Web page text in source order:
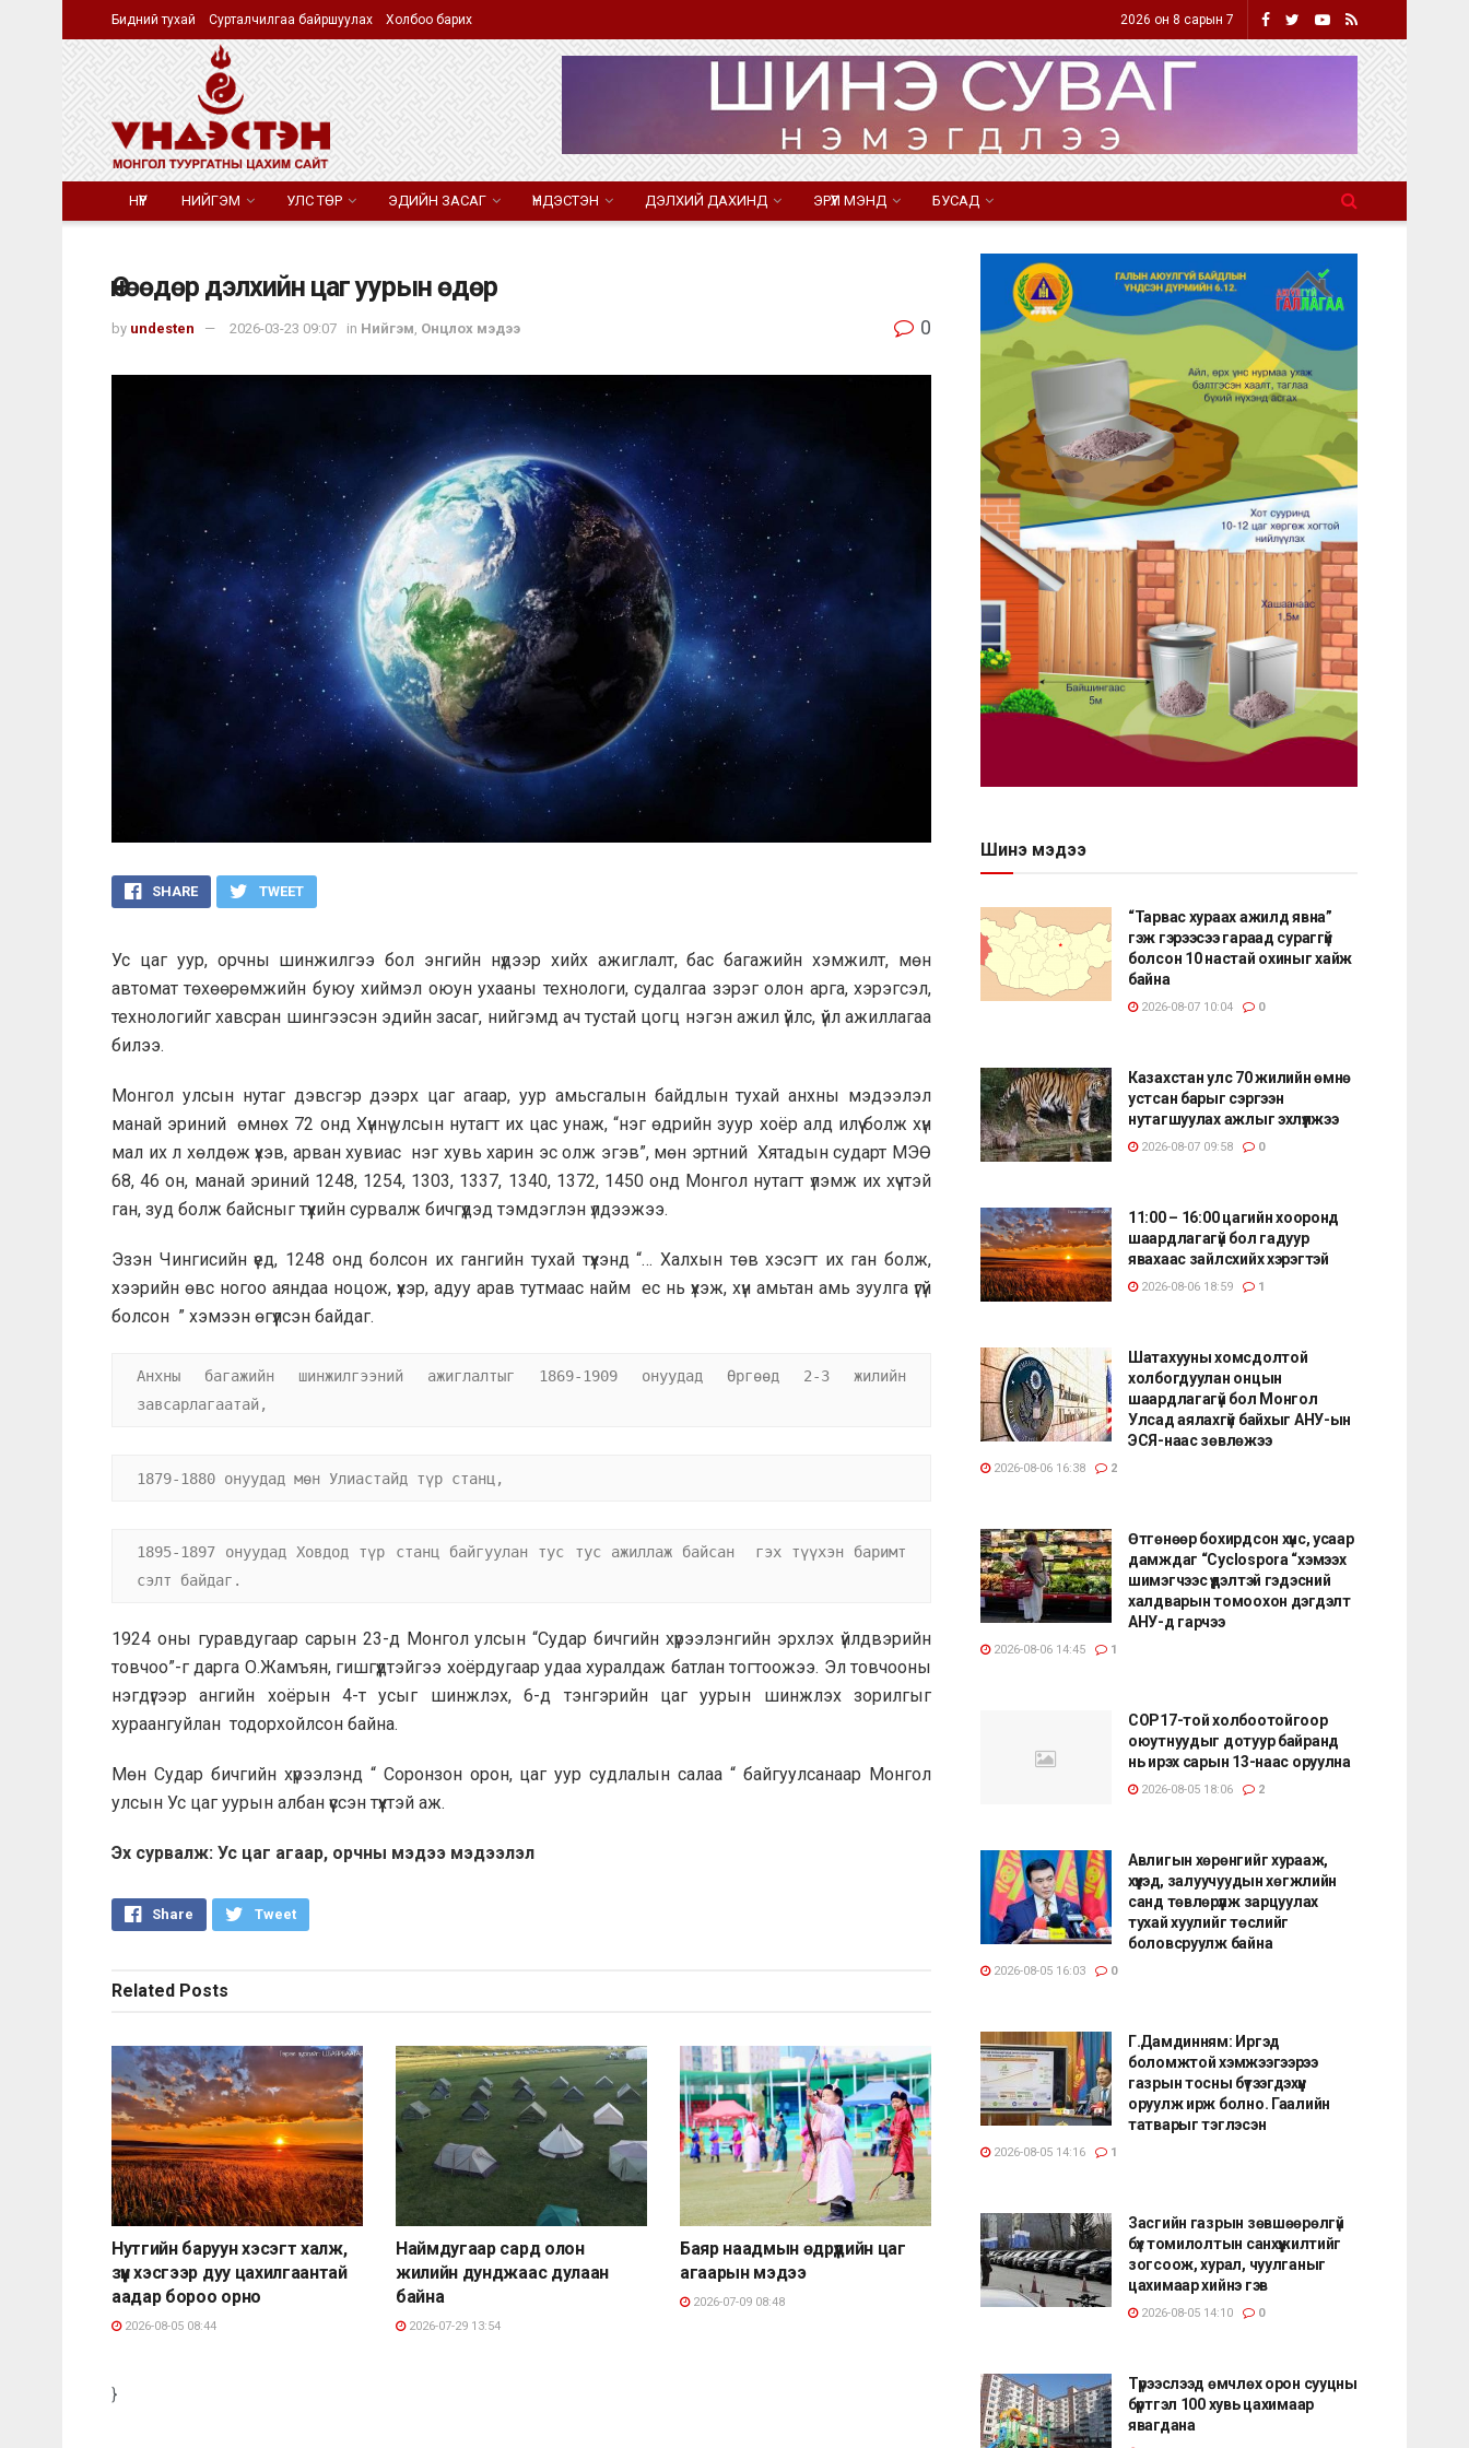
Бидний тухай Сурталчилгаа байршуулах Холбоо барих 2026 он 8 сарын 7
НҮҮР НИЙГЭМ УЛС ТӨР ЭДИЙН ЗАСАГ ҮНДЭСТЭН ДЭЛХИЙ ДАХИНД ЭРҮҮЛ МЭНД БУСАД
Өнөөдөр дэлхийн цаг уурын өдөр
by undesten 2026-03-23 09:07 in Нийгэм, Онцлох мэдээ 0
SHARE TWEET
Ус цаг уур, орчны шинжилгээ бол энгийн нүдээр хийх ажиглалт, бас багажийн хэмжилт, мөн
автомат төхөөрөмжийн буюу хиймэл оюун ухааны технологи, судалгаа зэрэг олон арга, хэрэгсэл,
технологийг хавсран шингээсэн эдийн засаг, нийгэмд ач тустай цогц нэгэн ажил үйлс, үйл ажиллагаа
билээ.
Монгол улсын нутаг дэвсгэр дээрх цаг агаар, уур амьсгалын байдлын тухай анхны мэдээлэл
манай эриний өмнөх 72 онд Хүннү улсын нутагт их цас унаж, “нэг өдрийн зуур хоёр алд илүү болж хүн
мал их л хөлдөж үхэв, арван хувиас нэг хувь харин эс олж эгэв”, мөн эртний Хятадын сударт МЭӨ
68, 46 он, манай эриний 1248, 1254, 1303, 1337, 1340, 1372, 1450 онд Монгол нутагт үлэмж их хүчтэй
ган, зуд болж байсныг түүхийн сурвалж бичгүүдэд тэмдэглэн үлдээжээ.
Эзэн Чингисийн үед, 1248 онд болсон их гангийн тухай түүхэнд “… Халхын төв хэсэгт их ган болж,
хээрийн өвс ногоо аяндаа ноцож, үхэр, адуу арав тутмаас найм ес нь үхэж, хүн амьтан амь зуулга үгүй
болсон ” хэмээн өгүүлсэн байдаг.
Анхны багажийн шинжилгээний ажиглалтыг 1869-1909 онуудад Өргөөд 2-3 жилийн
завсарлагаатай,
1879-1880 онуудад мөн Улиастайд түр станц,
1895-1897 онуудад Ховдод түр станц байгуулан тус тус ажиллаж байсан  гэх түүхэн баримт
сэлт байдаг.
1924 оны гуравдугаар сарын 23-д Монгол улсын “Судар бичгийн хүрээлэнгийн эрхлэх үйлдвэрийн
товчоо”-г дарга О.Жамъян, гишгүүдтэйгээ хоёрдугаар удаа хуралдаж батлан тогтоожээ. Эл товчооны
нэгдүгээр ангийн хоёрын 4-т усыг шинжлэх, 6-д тэнгэрийн цаг уурын шинжлэх зорилгыг
хураангуйлан тодорхойлсон байна.
Мөн Судар бичгийн хүрээлэнд “ Соронзон орон, цаг уур судлалын салаа “ байгуулсанаар Монгол
улсын Ус цаг уурын албан үүссэн түүхтэй аж.
Эх сурвалж: Ус цаг агаар, орчны мэдээ мэдээлэл
Share Tweet
Related Posts
Нутгийн баруун хэсэгт халж,
зүүн хэсгээр дуу цахилгаантай
аадар бороо орно
2026-08-05 08:44
Наймдугаар сард олон
жилийн дунджаас дулаан
байна
2026-07-29 13:54
Баяр наадмын өдрүүдийн цаг
агаарын мэдээ
2026-07-09 08:48
}
Шинэ мэдээ
“Тарвас хураах ажилд явна”
гэж гэрээсээ гараад сураггүй
болсон 10 настай охиныг хайж
байна
2026-08-07 10:04 0
Казахстан улс 70 жилийн өмнө
устсан барыг сэргээн
нутагшуулах ажлыг эхлүүлжээ
2026-08-07 09:58 0
11:00 – 16:00 цагийн хооронд
шаардлагагүй бол гадуур
явахаас зайлсхийх хэрэгтэй
2026-08-06 18:59 1
Шатахууны хомсдолтой
холбогдуулан онцын
шаардлагагүй бол Монгол
Улсад аялахгүй байхыг АНУ-ын
ЭСЯ-наас зөвлөжээ
2026-08-06 16:38 2
Өтгөнөөр бохирдсон хүнс, усаар
дамждаг “Cyclospora “хэмээх
шимэгчээс үүдэлтэй гэдэсний
халдварын томоохон дэгдэлт
АНУ-д гарчээ
2026-08-06 14:45 1
COP17-той холбоотойгоор
оюутнуудыг дотуур байранд
нь ирэх сарын 13-наас оруулна
2026-08-05 18:06 2
Авлигын хөрөнгийг хурааж,
хүүхэд, залуучуудын хөгжлийн
санд төвлөрүүлж зарцуулах
тухай хуулийг төслийг
боловсруулж байна
2026-08-05 16:03 0
Г.Дамдинням: Иргэд
боломжтой хэмжээгээрээ
газрын тосны бүтээгдэхүүн
оруулж ирж болно. Гаалийн
татварыг тэглэсэн
2026-08-05 14:16 1
Засгийн газрын зөвшөөрөлгүй
бүх томилолтын санхүүжилтийг
зогсоож, хурал, чуулганыг
цахимаар хийнэ гэв
2026-08-05 14:10 0
Түрээслээд өмчлөх орон сууцны
бүртгэл 100 хувь цахимаар
явагдана